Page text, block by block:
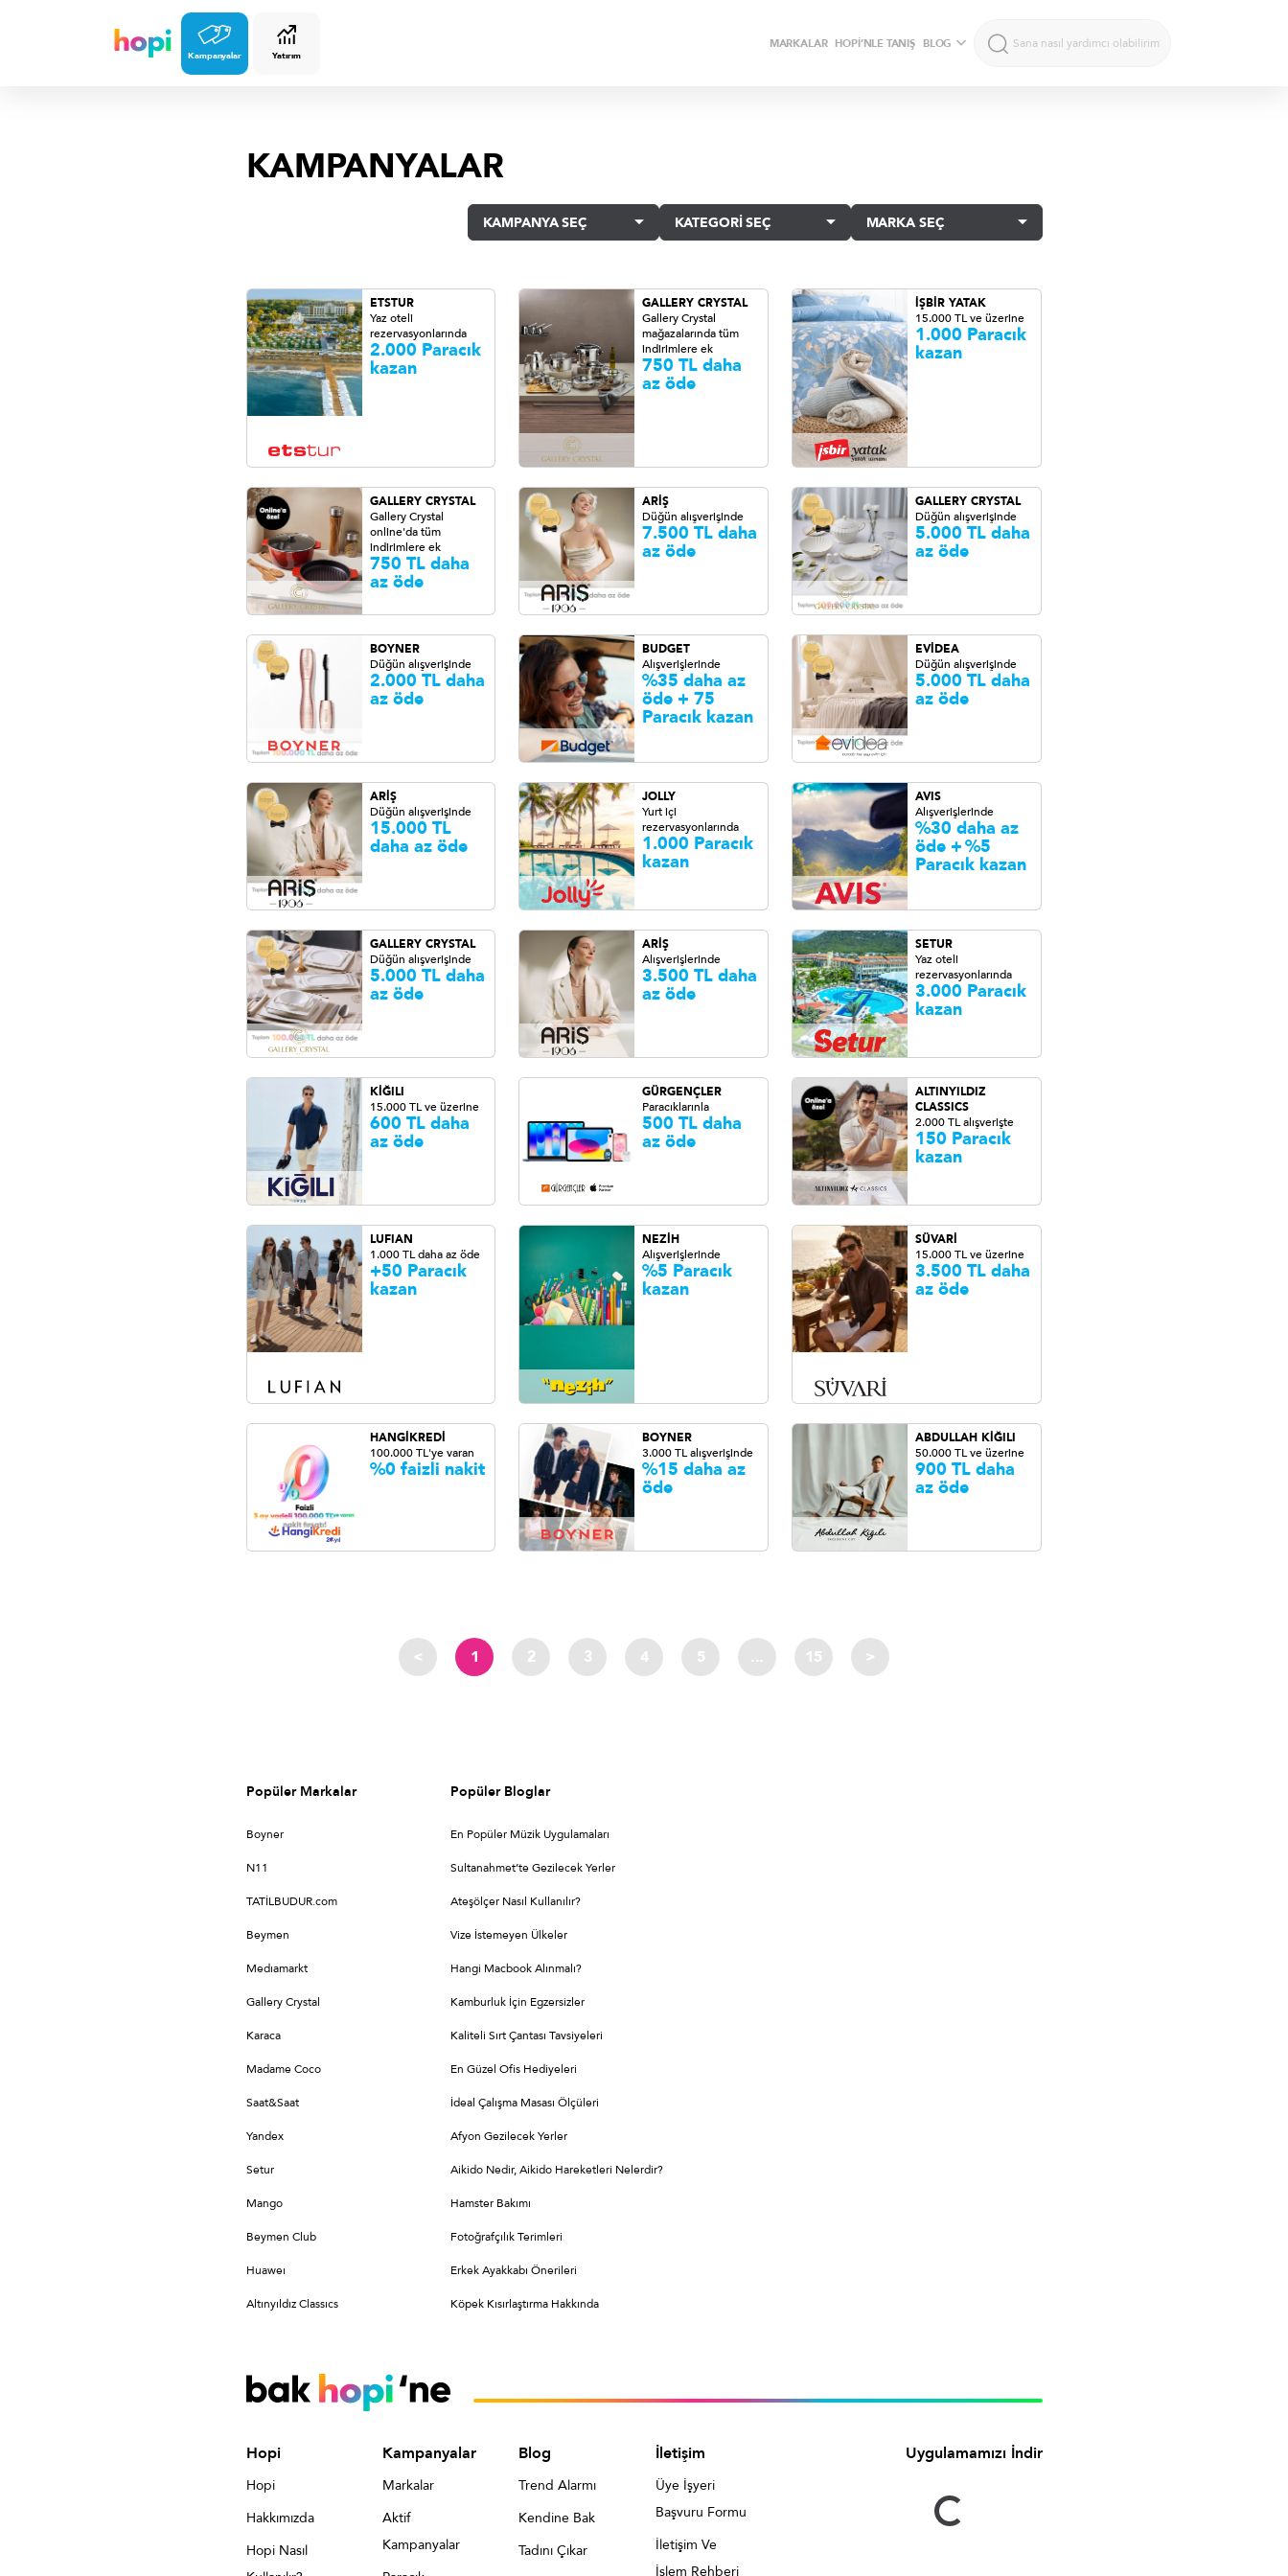
Kampanyalar Yatırım
MARKALAR HOPİ’NLE TANIŞ BLOG
KAMPANYALAR
KAMPANYA SEÇ KATEGORİ SEÇ MARKA SEÇ
ETSTUR
Yaz oteli
rezervasyonlarında
2.000 Paracık
kazan
GALLERY CRYSTAL
Gallery Crystal
mağazalarında tüm
indirimlere ek
750 TL daha
az öde
İŞBİR YATAK
15.000 TL ve üzerine
1.000 Paracık
kazan
GALLERY CRYSTAL
Gallery Crystal
online'da tüm
indirimlere ek
750 TL daha
az öde
ARİŞ
Düğün alışverişinde
7.500 TL daha
az öde
GALLERY CRYSTAL
Düğün alışverişinde
5.000 TL daha
az öde
BOYNER
Düğün alışverişinde
2.000 TL daha
az öde
BUDGET
Alışverişlerinde
%35 daha az
öde + 75
Paracık kazan
EVİDEA
Düğün alışverişinde
5.000 TL daha
az öde
ARİŞ
Düğün alışverişinde
15.000 TL
daha az öde
JOLLY
Yurt içi
rezervasyonlarında
1.000 Paracık
kazan
AVIS
Alışverişlerinde
%30 daha az
öde +%5
Paracık kazan
GALLERY CRYSTAL
Düğün alışverişinde
5.000 TL daha
az öde
ARİŞ
Alışverişlerinde
3.500 TL daha
az öde
SETUR
Yaz oteli
rezervasyonlarında
3.000 Paracık
kazan
KİĞILI
15.000 TL ve üzerine
600 TL daha
az öde
GÜRGENÇLER
Paracıklarınla
500 TL daha
az öde
ALTINYILDIZ
CLASSICS
2.000 TL alışverişte
150 Paracık
kazan
LUFIAN
1.000 TL daha az öde
+50 Paracık
kazan
NEZİH
Alışverişlerinde
%5 Paracık
kazan
SÜVARİ
15.000 TL ve üzerine
3.500 TL daha
az öde
HANGİKREDİ
100.000 TL'ye varan
%0 faizli nakit
BOYNER
3.000 TL alışverişinde
%15 daha az
öde
ABDULLAH KİĞILI
50.000 TL ve üzerine
900 TL daha
az öde
< 1 2 3 4 5 ... 15 >
Popüler Markalar
Boyner
N11
TATİLBUDUR.com
Beymen
Medıamarkt
Gallery Crystal
Karaca
Madame Coco
Saat&Saat
Yandex
Setur
Mango
Beymen Club
Huaweı
Altınyıldız Classıcs
Popüler Bloglar
En Popüler Müzik Uygulamaları
Sultanahmet’te Gezilecek Yerler
Ateşölçer Nasıl Kullanılır?
Vize İstemeyen Ülkeler
Hangi Macbook Alınmalı?
Kamburluk İçin Egzersizler
Kaliteli Sırt Çantası Tavsiyeleri
En Güzel Ofis Hediyeleri
İdeal Çalışma Masası Ölçüleri
Afyon Gezilecek Yerler
Aikido Nedir, Aikido Hareketleri Nelerdir?
Hamster Bakımı
Fotoğrafçılık Terimleri
Erkek Ayakkabı Önerileri
Köpek Kısırlaştırma Hakkında
Hopi
Hopi
Hakkımızda
Hopi Nasıl
Kampanyalar
Markalar
Aktif
Kampanyalar
Blog
Trend Alarmı
Kendine Bak
Tadını Çıkar
İletişim
Üye İşyeri
Başvuru Formu
İletişim Ve
İşlem Rehberi
Uygulamamızı İndir